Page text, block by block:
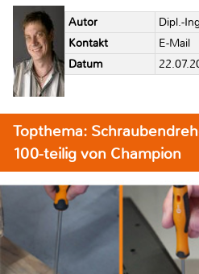
Autor
Dipl.-
Kontakt
E-Mail
Datum
Topthema:
100-teilig von Champion